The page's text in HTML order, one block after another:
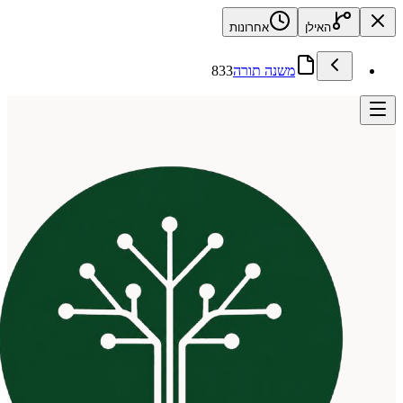
האילן אחרונות
משנה תורה833